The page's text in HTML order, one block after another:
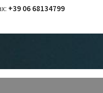
+39 06 68134799